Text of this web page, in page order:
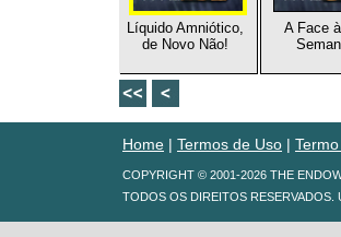
Líquido Amniótico,
de Novo Não!
A Face
Home | Termos de Uso |
COPYRIGHT © 2001-2026 THE
TODOS OS DIREITOS